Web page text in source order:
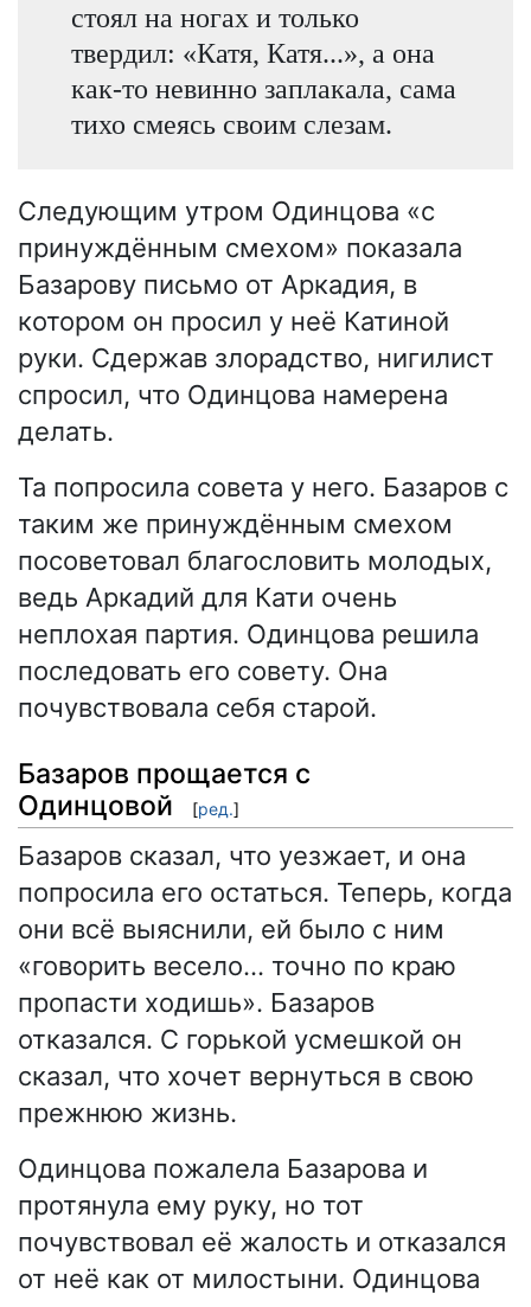
стоял на ногах и только
твердил: «Катя, Катя...», а она
как-то невинно заплакала, сама
тихо смеясь своим слезам.
Следующим утром Одинцова «с
принуждённым смехом» показала
Базарову письмо от Аркадия, в
котором он просил у неё Катиной
руки. Сдержав злорадство, нигилист
спросил, что Одинцова намерена
делать.
Та попросила совета у него. Базаров с
таким же принуждённым смехом
посоветовал благословить молодых,
ведь Аркадий для Кати очень
неплохая партия. Одинцова решила
последовать его совету. Она
почувствовала себя старой.
Базаров прощается с
Одинцовой
[ред.]
Базаров сказал, что уезжает, и она
попросила его остаться. Теперь, когда
они всё выяснили, ей было с ним
«говорить весело… точно по краю
пропасти ходишь». Базаров
отказался. С горькой усмешкой он
сказал, что хочет вернуться в свою
прежнюю жизнь.
Одинцова пожалела Базарова и
протянула ему руку, но тот
почувствовал её жалость и отказался
от неё как от милостыни. Одинцова